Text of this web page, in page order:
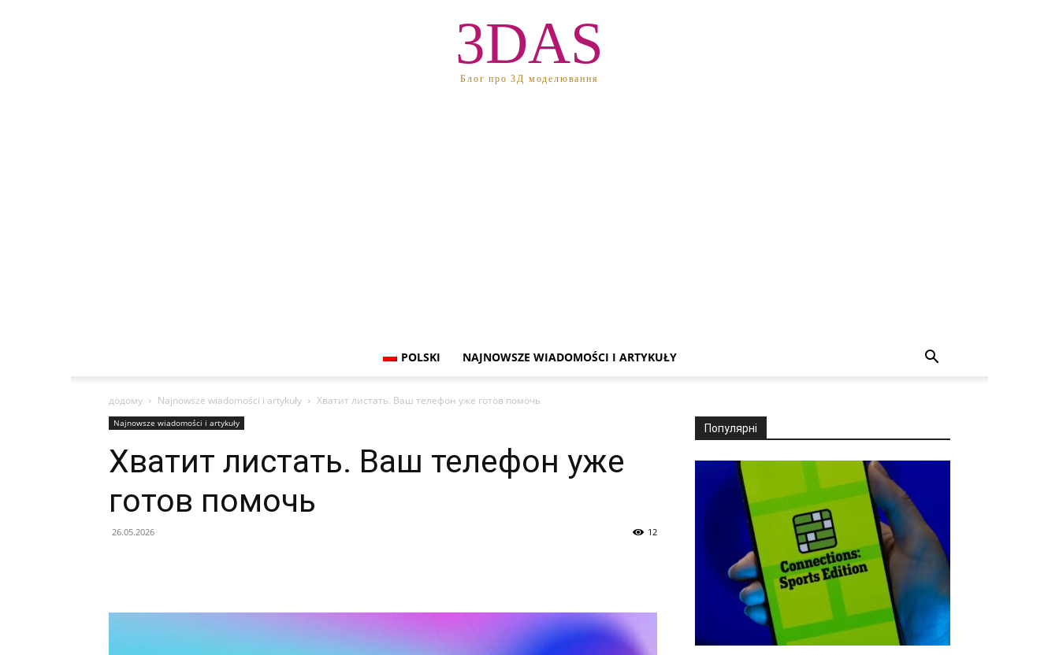
3DAS
Блог про 3Д моделювання
POLSKI NAJNOWSZE WIADOMOŚCI I ARTYKUŁY
додому Najnowsze wiadomości i artykuły Хватит листать. Ваш телефон уже готов помочь
Najnowsze wiadomości i artykuły
Хватит листать. Ваш телефон уже
готов помочь
26.05.2026 12
Популярні